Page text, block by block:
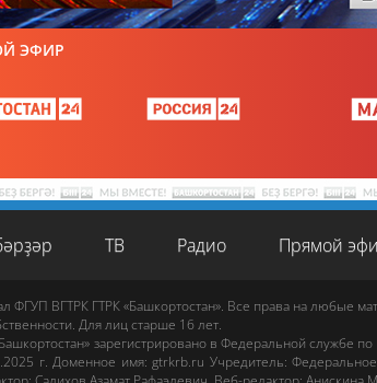
ЭФИР
ТВ Радио Прямой
ФГУП ВГТРК ГТРК «Башкортостан». Все права на любые
Для лиц старше 16 лет.
зарегистрировано в Федеральной службе
г. Доменное имя:gtrkrb.ru Учредитель: